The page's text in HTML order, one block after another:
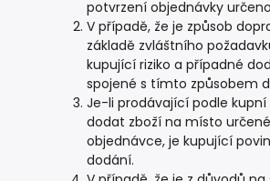
potvrzení objednávky
V případě, že je způsob
základě zvláštního
kupující riziko a případné
spojené s tímto způsobem
Je-li prodávající podle
dodat zboží na místo
objednávce, je kupující
dodání.